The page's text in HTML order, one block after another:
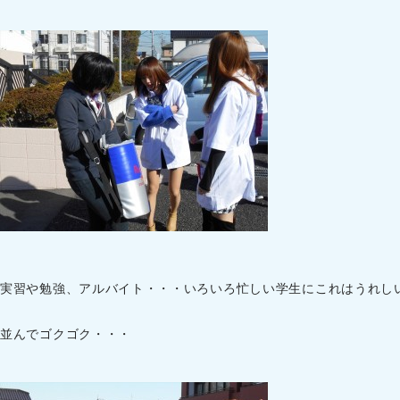
実習や勉強、アルバイト・・・いろいろ忙しい学生にこれはうれし
並んでゴクゴク・・・